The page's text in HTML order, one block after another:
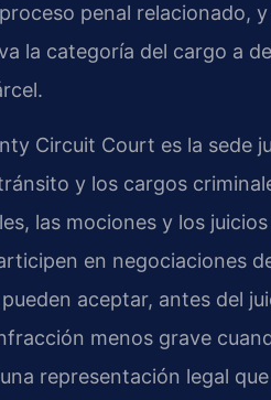
penal relacionado,
la categoría del cargo a
Circuit Court es la sede
y los cargos
las mociones y los
en negociaciones
aceptar, antes del
menos grave
representación legal